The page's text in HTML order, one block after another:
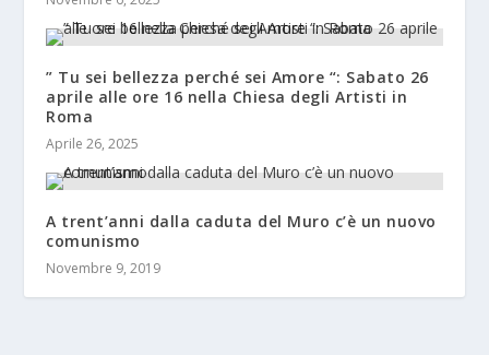
” Tu sei bellezza perché sei Amore “: Sabato 26
aprile alle ore 16 nella Chiesa degli Artisti in
Roma
Aprile 26, 2025
A trent’anni dalla caduta del Muro c’è un nuovo
comunismo
Novembre 9, 2019